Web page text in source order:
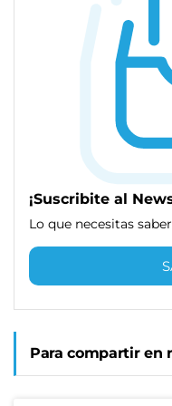
¡Suscribite al
Lo que necesitas
Para compartir en